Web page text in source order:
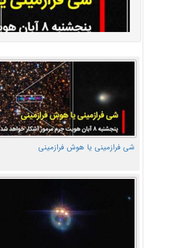
شی فرازمینی یا هوش فرازمینی